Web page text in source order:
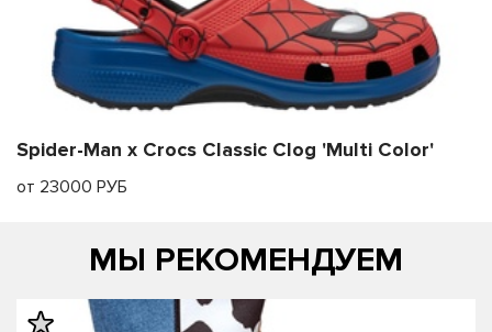
Spider-Man x Crocs Classic Clog 'Multi Color'
от 23000 РУБ
МЫ РЕКОМЕНДУЕМ